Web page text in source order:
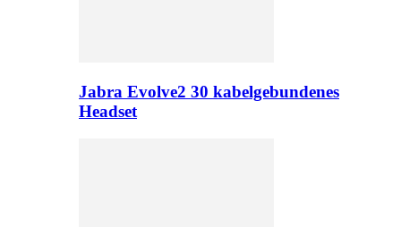
Jabra Evolve2 30 kabelgebundenes
Headset